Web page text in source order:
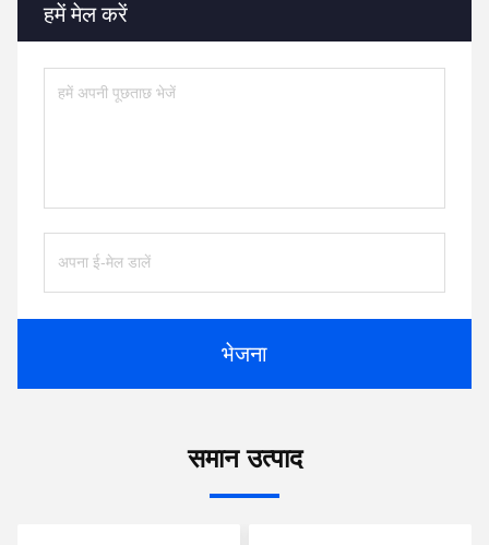
हमें मेल करें
भेजना
समान उत्पाद